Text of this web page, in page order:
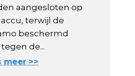
aangesloten op
terwijl de
beschermd
de...
meer >>